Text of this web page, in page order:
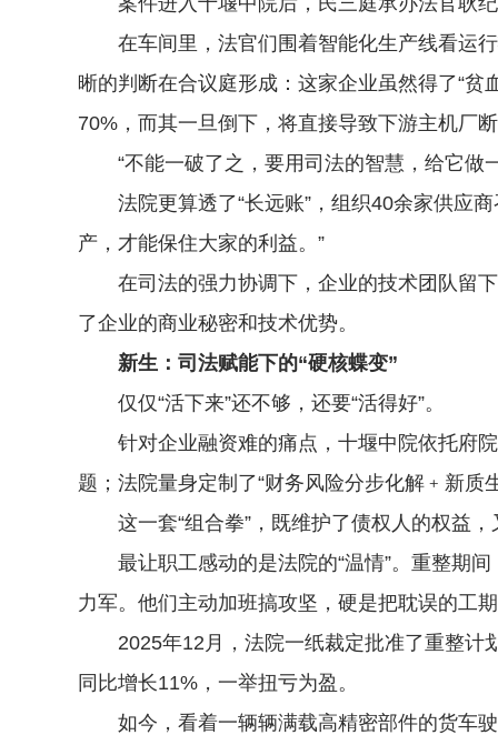
在车间里，法官们围着智能化生产线看运行
晰的判断在合议庭形成：这家企业虽然得了“贫
70%，而其一旦倒下，将直接导致下游主机厂
“不能一破了之，要用司法的智慧，给它做一
法院更算透了“长远账”，组织40余家供应商
产，才能保住大家的利益。”
在司法的强力协调下，企业的技术团队留下
了企业的商业秘密和技术优势。
新生：司法赋能下的“硬核蝶变”
仅仅“活下来”还不够，还要“活得好”。
针对企业融资难的痛点，十堰中院依托府院
题；法院量身定制了“财务风险分步化解﹢新
这一套“组合拳”，既维护了债权人的权益，
最让职工感动的是法院的“温情”。重整期间
力军。他们主动加班搞攻坚，硬是把耽误的工
2025年12月，法院一纸裁定批准了重整计
同比增长11%，一举扭亏为盈。
如今，看着一辆辆满载高精密部件的货车驶